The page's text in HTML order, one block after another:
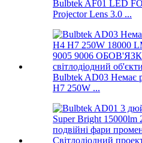
Bulbtek AF01 LED
Projector Lens 3.0 ...
Bulbtek AD03 Немає
H7 250W ...